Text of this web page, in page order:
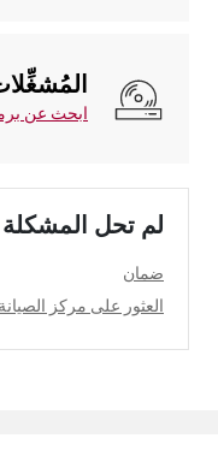
ابحث عن
لم تحل المشكلة
ضمان
العثور على مركز الصيانة